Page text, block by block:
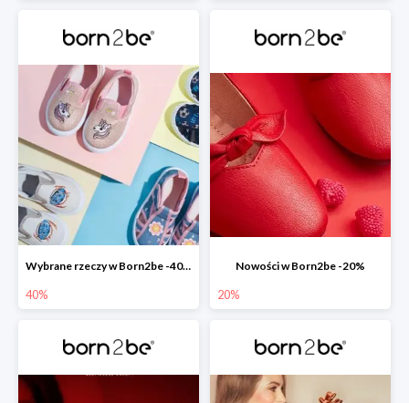
Wybrane rzeczy w Born2be -40%
40%
Nowości w Born2be -20%
20%